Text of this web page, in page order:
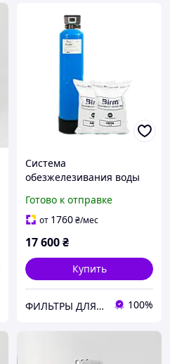
Система
обезжелезивания воды
Автоматический)
Готово к отправке
от 1760₴/мес
17 600₴
Купить
ФИЛЬТРЫ ДЛЯ ВОДЫ ➤ Купить в Киеве и по всей Украине • интернет-магазин hydro.in.ua 100%